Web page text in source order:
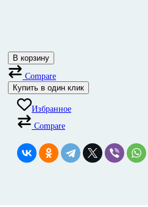
В корзину
Compare
Купить в один клик
Избранное
Compare